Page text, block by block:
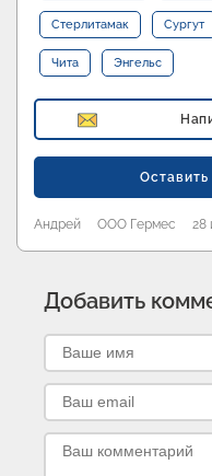
Стерлитамак Сургут
Чита Энгельс
Оставить
Андрей ООО Гермес 28
Добавить